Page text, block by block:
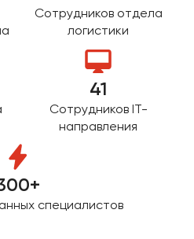
Сотрудников отдела
логистики
41
Сотрудников IT-
направления
специалистов